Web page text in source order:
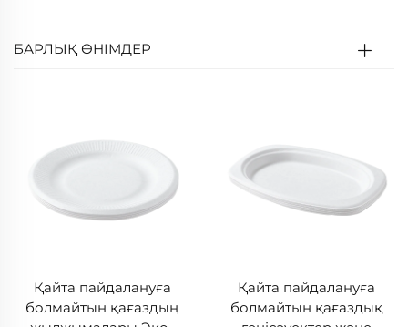
БАРЛЫҚ ӨНІМДЕР
Қайта пайдалануға
болмайтын қағаздың
Қайта пайдалануға
болмайтын қағаздық